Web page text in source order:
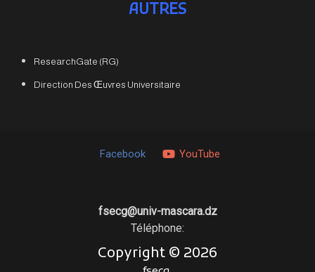
AUTRES
ResearchGate (RG)
Direction Des Œuvres Universitaire
Facebook YouTube
fsecg@univ-mascara.dz
Téléphone:
Copyright © 2026